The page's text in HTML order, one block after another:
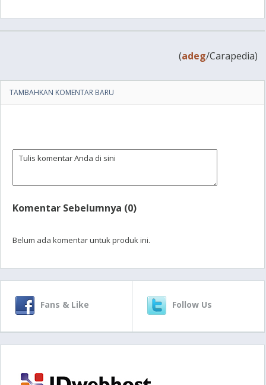
(adeg/Carapedia)
TAMBAHKAN KOMENTAR BARU
Komentar Sebelumnya (0)
Belum ada komentar untuk produk ini.
Fans & Like Follow Us